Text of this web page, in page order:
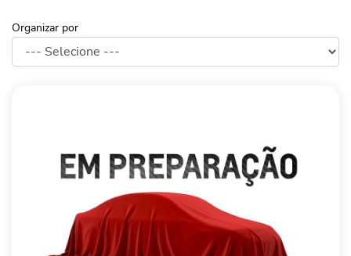
Organizar por